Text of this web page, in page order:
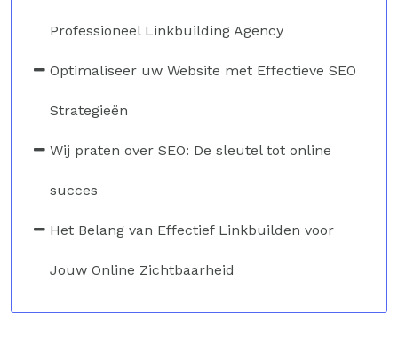
Professioneel Linkbuilding Agency
Optimaliseer uw Website met Effectieve SEO
Strategieën
Wij praten over SEO: De sleutel tot online
succes
Het Belang van Effectief Linkbuilden voor
Jouw Online Zichtbaarheid